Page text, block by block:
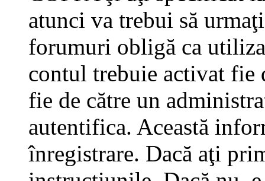
atunci va trebui să
forumuri obligă ca
contul trebuie activat fie
fie de către un
autentifica. Această
înregistrare. Dacă aţi